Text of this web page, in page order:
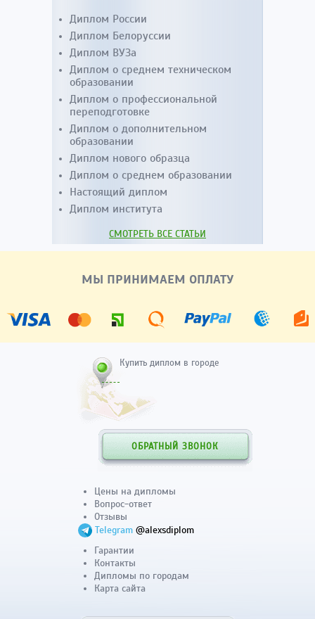
Диплом России
Диплом Белоруссии
Диплом ВУЗа
Диплом о среднем техническом
образовании
Диплом о профессиональной
переподготовке
Диплом о дополнительном
образовании
Диплом нового образца
Диплом о среднем образовании
Настоящий диплом
Диплом института
СМОТРЕТЬ ВСЕ СТАТЬИ
МЫ ПРИНИМАЕМ ОПЛАТУ
Купить диплом в городе
ОБРАТНЫЙ ЗВОНОК
Цены на дипломы
Вопрос-ответ
Отзывы
Telegram @alexsdiplom
Гарантии
Контакты
Дипломы по городам
Карта сайта